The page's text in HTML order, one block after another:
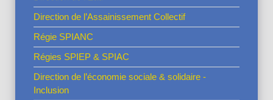
Direction de l’Assainissement Collectif
Régie SPIANC
Régies SPIEP & SPIAC
Direction de l’économie sociale & solidaire -
Inclusion